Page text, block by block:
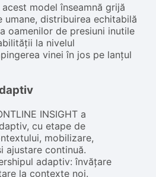
model înseamnă grijă
umane, distribuirea echitabilă
oamenilor de presiuni inutile
la nivelul
vinei în jos pe lanțul
adaptiv: învățare
la contexte noi.